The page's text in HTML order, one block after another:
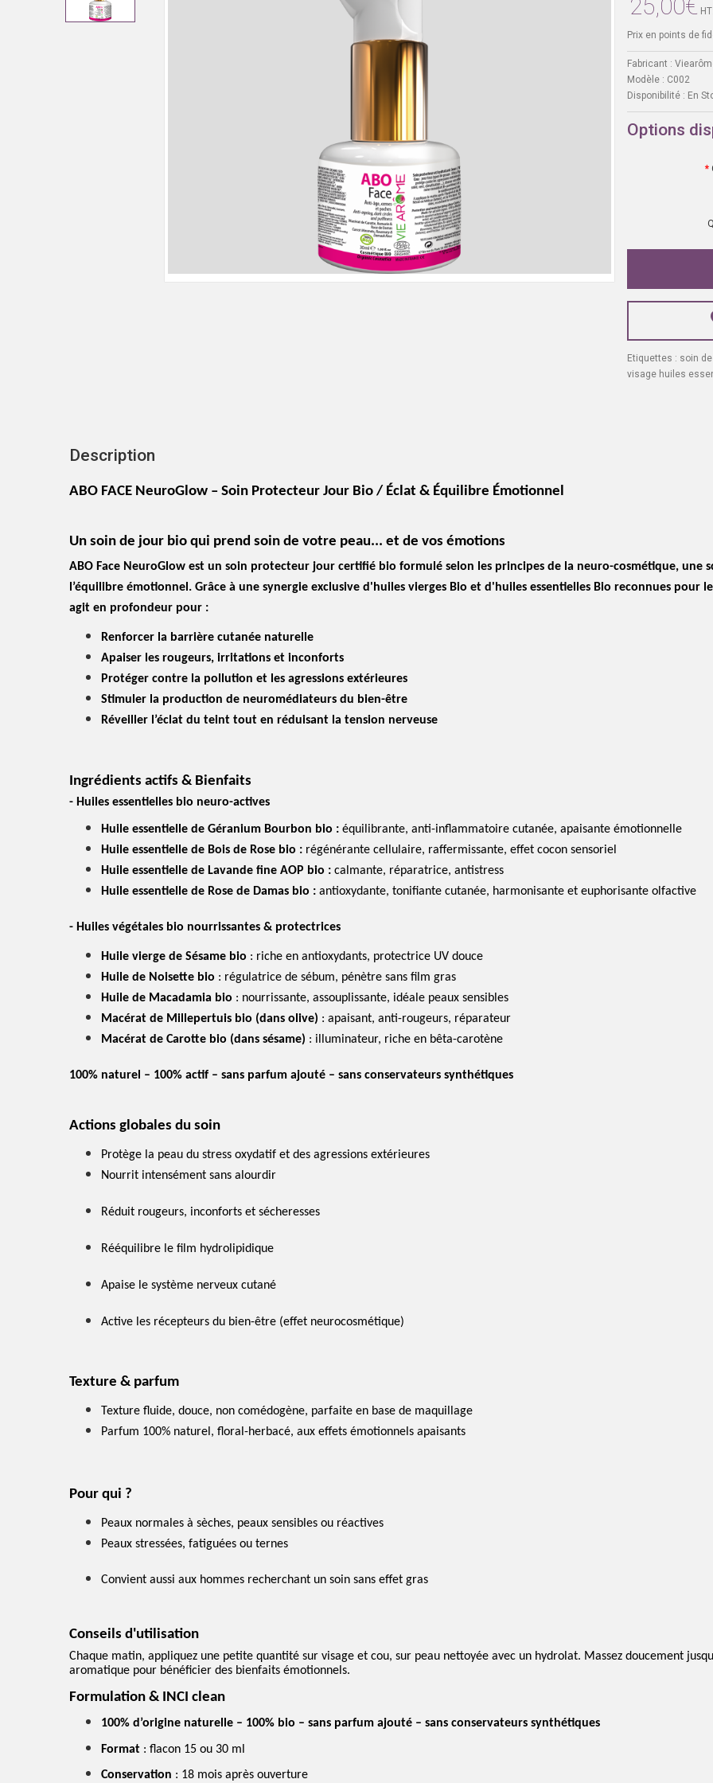
25,00€
Prix en points de
Fabricant :
Modèle : C002
Disponibilité : En
Options
Etiquettes : soin
visage huiles
Description
ABO FACE NeuroGlow – Soin Protecteur Jour Bio / Éclat & Équilibre Émotionnel
Un soin de jour bio qui prend soin de votre peau... et de vos émotions
ABO Face NeuroGlow est un soin protecteur jour certifié bio formulé selon les principes de la neuro-cosmétique, une
l’équilibre émotionnel. Grâce à une synergie exclusive d'huiles vierges Bio et d'huiles essentielles Bio reconnues pour
agit en profondeur pour :
Renforcer la barrière cutanée naturelle
Apaiser les rougeurs, irritations et inconforts
Protéger contre la pollution et les agressions extérieures
Stimuler la production de neuromédiateurs du bien-être
Réveiller l’éclat du teint tout en réduisant la tension nerveuse
Ingrédients actifs & Bienfaits
- Huiles essentielles bio neuro-actives
Huile essentielle de Géranium Bourbon bio : équilibrante, anti-inflammatoire cutanée, apaisante émotionnelle
Huile essentielle de Bois de Rose bio : régénérante cellulaire, raffermissante, effet cocon sensoriel
Huile essentielle de Lavande fine AOP bio : calmante, réparatrice, antistress
Huile essentielle de Rose de Damas bio : antioxydante, tonifiante cutanée, harmonisante et euphorisante olfactive
- Huiles végétales bio nourrissantes & protectrices
Huile vierge de Sésame bio : riche en antioxydants, protectrice UV douce
Huile de Noisette bio : régulatrice de sébum, pénètre sans film gras
Huile de Macadamia bio : nourrissante, assouplissante, idéale peaux sensibles
Macérat de Millepertuis bio (dans olive) : apaisant, anti-rougeurs, réparateur
Macérat de Carotte bio (dans sésame) : illuminateur, riche en bêta-carotène
100% naturel – 100% actif – sans parfum ajouté – sans conservateurs synthétiques
Actions globales du soin
Protège la peau du stress oxydatif et des agressions extérieures
Nourrit intensément sans alourdir
Réduit rougeurs, inconforts et sécheresses
Rééquilibre le film hydrolipidique
Apaise le système nerveux cutané
Active les récepteurs du bien-être (effet neurocosmétique)
Texture & parfum
Texture fluide, douce, non comédogène, parfaite en base de maquillage
Parfum 100% naturel, floral-herbacé, aux effets émotionnels apaisants
Pour qui ?
Peaux normales à sèches, peaux sensibles ou réactives
Peaux stressées, fatiguées ou ternes
Convient aussi aux hommes recherchant un soin sans effet gras
Conseils d'utilisation
Chaque matin, appliquez une petite quantité sur visage et cou, sur peau nettoyée avec un hydrolat. Massez doucement
aromatique pour bénéficier des bienfaits émotionnels.
Formulation & INCI clean
100% d’origine naturelle – 100% bio – sans parfum ajouté – sans conservateurs synthétiques
Format : flacon 15 ou 30 ml
Conservation : 18 mois après ouverture